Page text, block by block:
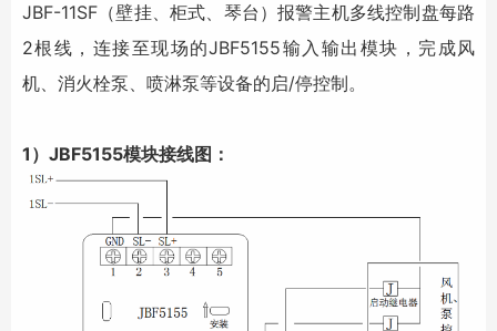
JBF-11SF（壁挂、柜式、琴台）报警主机多线控制盘每路
2根线，连接至现场的JBF5155输入输出模块，完成风
机、消火栓泵、喷淋泵等设备的启/停控制。
1）JBF5155模块接线图：